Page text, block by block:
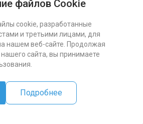
файлов Cookie
cookie, разработанные
и третьими лицами, для
нашем веб-сайте. Продолжая
сайта, вы принимаете
Подробнее
Мы в соц. сетях